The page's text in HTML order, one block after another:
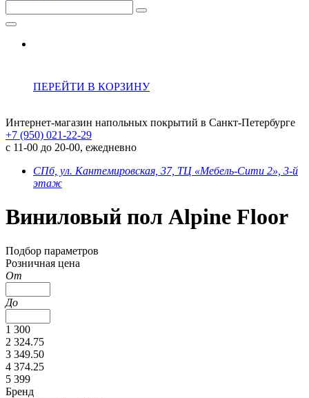
ПЕРЕЙТИ В КОРЗИНУ
Интернет-магазин напольных покрытий в Санкт-Петербурге
+7 (950) 021-22-29
с 11-00 до 20-00, ежедневно
СПб, ул. Кантемировская, 37, ТЦ «Мебель-Сити 2», 3-й
этаж
Виниловый пол Alpine Floor
Подбор параметров
Розничная цена
От
До
1 300
2 324.75
3 349.50
4 374.25
5 399
Бренд